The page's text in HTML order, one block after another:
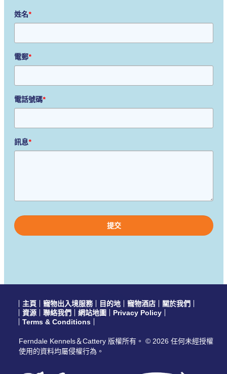
姓名*
電郵*
電話號碼*
訊息*
leave
this
field
主頁 寵物出入境服務 目的地 寵物酒店
關於我們
資源
聯絡我們 網站地圖
Privacy Policy
Terms & Conditions
Ferndale Kennels＆Cattery 版權所有。 © 2026 任何未經授權
使用的資料均屬侵權行為。